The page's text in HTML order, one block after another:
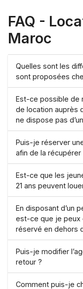
FAQ -
Maroc
Quelles sont les
sont proposées
Est-ce possible de
de location auprès
ne dispose pas
Puis-je réserver
afin de la
Est-ce que les
21 ans peuvent
En disposant d’un
est-ce que je peux
réservé en dehors
Puis-je modifier
retour ?
Comment puis-je